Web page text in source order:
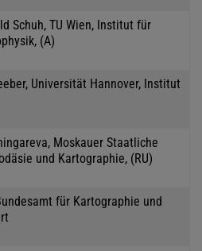
Schuh, TU Wien, Institut für
(A)
Universität Hannover, Institut
Moskauer Staatliche
und Kartographie, (RU)
für Kartographie und